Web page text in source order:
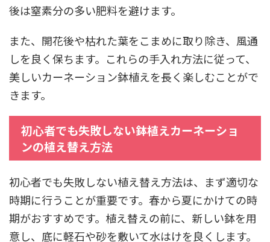
後は窒素分の多い肥料を避けます。
また、開花後や枯れた葉をこまめに取り除き、風通
しを良く保ちます。これらの手入れ方法に従って、
美しいカーネーション鉢植えを長く楽しむことがで
きます。
初心者でも失敗しない鉢植えカーネーショ
ンの植え替え方法
初心者でも失敗しない植え替え方法は、まず適切な
時期に行うことが重要です。春から夏にかけての時
期がおすすめです。植え替えの前に、新しい鉢を用
意し、底に軽石や砂を敷いて水はけを良くします。